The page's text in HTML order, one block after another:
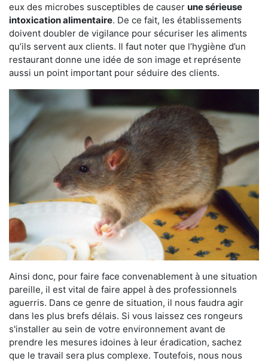
eux des microbes susceptibles de causer une sérieuse
intoxication alimentaire. De ce fait, les établissements
doivent doubler de vigilance pour sécuriser les aliments
qu’ils servent aux clients. Il faut noter que l’hygiène d’un
restaurant donne une idée de son image et représente
aussi un point important pour séduire des clients.
Ainsi donc, pour faire face convenablement à une situation
pareille, il est vital de faire appel à des professionnels
aguerris. Dans ce genre de situation, il nous faudra agir
dans les plus brefs délais. Si vous laissez ces rongeurs
s'installer au sein de votre environnement avant de
prendre les mesures idoines à leur éradication, sachez
que le travail sera plus complexe. Toutefois, nous nous